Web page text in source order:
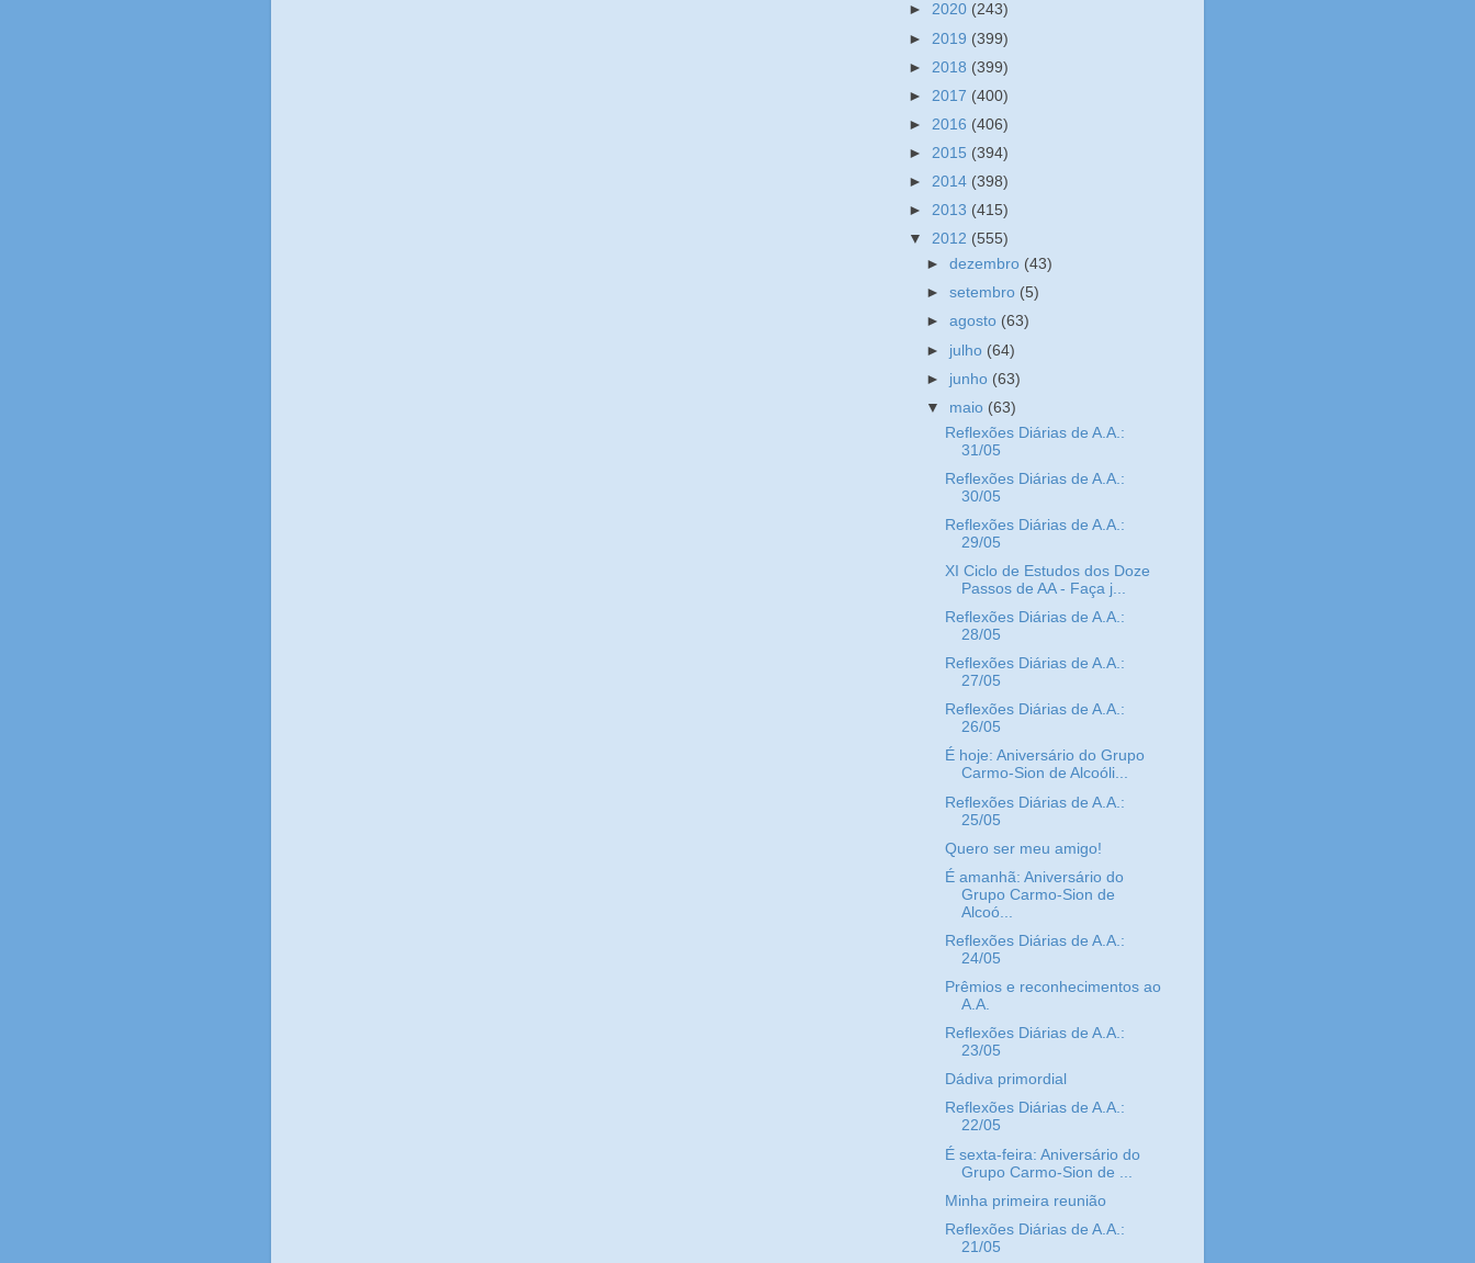
► 2020 (243)
► 2019 (399)
► 2018 (399)
► 2017 (400)
► 2016 (406)
► 2015 (394)
► 2014 (398)
► 2013 (415)
▼ 2012 (555)
►dezembro (43)
►setembro (5)
►agosto (63)
► julho (64)
► junho (63)
▼ maio (63)
Reflexões Diárias de A.A.:
31/05
Reflexões Diárias de A.A.:
30/05
Reflexões Diárias de A.A.:
29/05
XI Ciclo de Estudos dos Doze
Passos de AA - Faça j...
Reflexões Diárias de A.A.:
28/05
Reflexões Diárias de A.A.:
27/05
Reflexões Diárias de A.A.:
26/05
É hoje: Aniversário do Grupo
Carmo-Sion de Alcoóli...
Reflexões Diárias de A.A.:
25/05
Quero ser meu amigo!
É amanhã: Aniversário do
Grupo Carmo-Sion de
Alcoó...
Reflexões Diárias de A.A.:
24/05
Prêmios e reconhecimentos ao
A.A.
Reflexões Diárias de A.A.:
23/05
Dádiva primordial
Reflexões Diárias de A.A.:
22/05
É sexta-feira: Aniversário do
Grupo Carmo-Sion de ...
Minha primeira reunião
Reflexões Diárias de A.A.:
21/05